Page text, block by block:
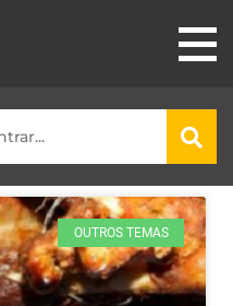
OUTROS TEMAS